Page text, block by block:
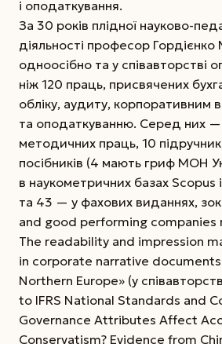
і оподаткування.
За 30 років плідної науково-
діяльності професор Гордієнко
одноосібно та у спів­авторстві
ніж 120 праць, присвячених
обліку, аудиту, корпоративним
та оподаткуванню. Серед них —
методичних праць, 10
посібників (4 мають гриф МОН
в наукометричних базах Scopus
та 43 — у фахових виданнях,
and good performing
The readability and impression
in corporate narrative
Northern Europe» (у
to IFRS National Standards and
Governance Attributes Affect
Conservatism? Evidence from